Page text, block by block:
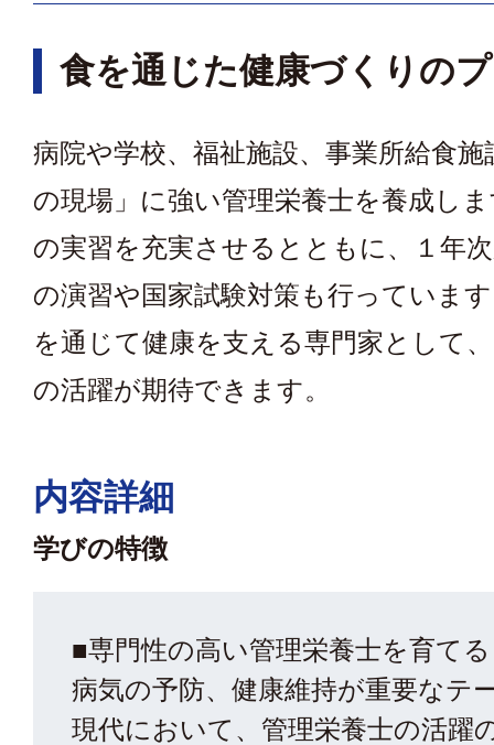
食を通じた健康づくりの
病院や学校、福祉施設、事業所給食
の現場」に強い管理栄養士を養成し
の実習を充実させるとともに、１年
の演習や国家試験対策も行っていま
を通じて健康を支える専門家として
の活躍が期待できます。
内容詳細
学びの特徴
■専門性の高い管理栄養士を育てる
病気の予防、健康維持が重要なテ
現代において、管理栄養士の活躍